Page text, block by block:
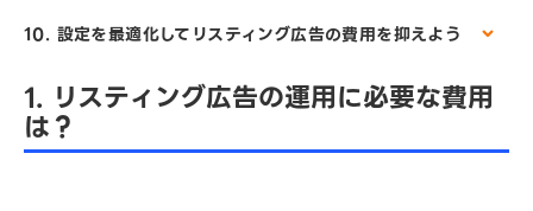
10. 設定を最適化してリスティング広告の費用を抑えよう
1. リスティング広告の運用に必要な費用
は？